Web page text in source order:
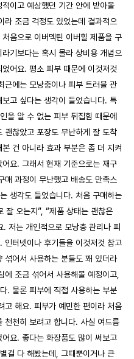
이고 예상했던 기간 안에 받아볼
라 조금 걱정도 있었는데 결과적으
음으로 이버멕틴 이버힐 제품을 구
기보다는 혹시 몰라 상비용 개념으
어요. 평소 피부 때문에 이것저것
근에는 모낭충이나 피부 트러블 관
고 싶다는 생각이 들었습니다. 특
을 알 수 없는 피부 뒤집힘 때문에
괜찮았고 포장도 무난하게 잘 도착
건 아니라 효과 부분은 좀 더 지켜
요. 그래서 현재 기준으로는 재구
매 과정이 무난했고 배송도 만족스
생각도 들었습니다. 처음 구매하는
잘 오는지”, “제품 상태는 괜찮은
저는 개인적으로 모낭충 관리나 피
인터넷이나 후기들을 이것저것 참고
섞어서 사용하는 분들도 꽤 있더라
조금 섞어서 사용해볼 예정이고,
. 물론 피부에 직접 사용하는 부분
고 해요. 피부가 예민한 편이라 처음
천천히 보려고 합니다. 사실 여드름
요. 좋다는 화장품도 많이 써보고
걸 다 해봤는데, 그때뿐이거나 큰